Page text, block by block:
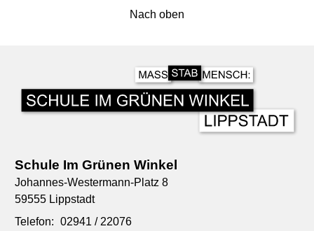
Nach oben
Schule Im Grünen Winkel
Johannes-Westermann-Platz 8
59555 Lippstadt
Telefon: 02941 / 22076